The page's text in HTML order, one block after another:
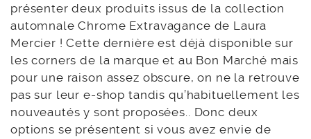
présenter deux produits issus de la collection
automnale Chrome Extravagance de Laura
Mercier ! Cette dernière est déjà disponible sur
les corners de la marque et au Bon Marché mais
pour une raison assez obscure, on ne la retrouve
pas sur leur e-shop tandis qu’habituellement les
nouveautés y sont proposées.. Donc deux
options se présentent si vous avez envie de